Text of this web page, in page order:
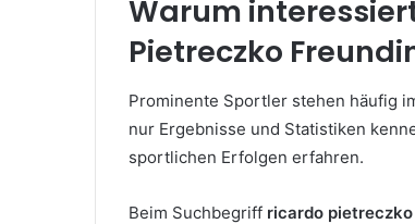
Warum
Pietreczko
Prominente Sportler stehen häufig
nur Ergebnisse und Statistiken
sportlichen Erfolgen erfahren.
Beim Suchbegriff ricardo